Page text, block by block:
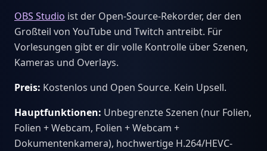
OBS Studio ist der Open-Source-Rekorder, der den
Großteil von YouTube und Twitch antreibt. Für
Vorlesungen gibt er dir volle Kontrolle über Szenen,
Kameras und Overlays.
Preis: Kostenlos und Open Source. Kein Upsell.
Hauptfunktionen: Unbegrenzte Szenen (nur Folien,
Folien + Webcam, Folien + Webcam +
Dokumentenkamera), hochwertige H.264/HEVC-